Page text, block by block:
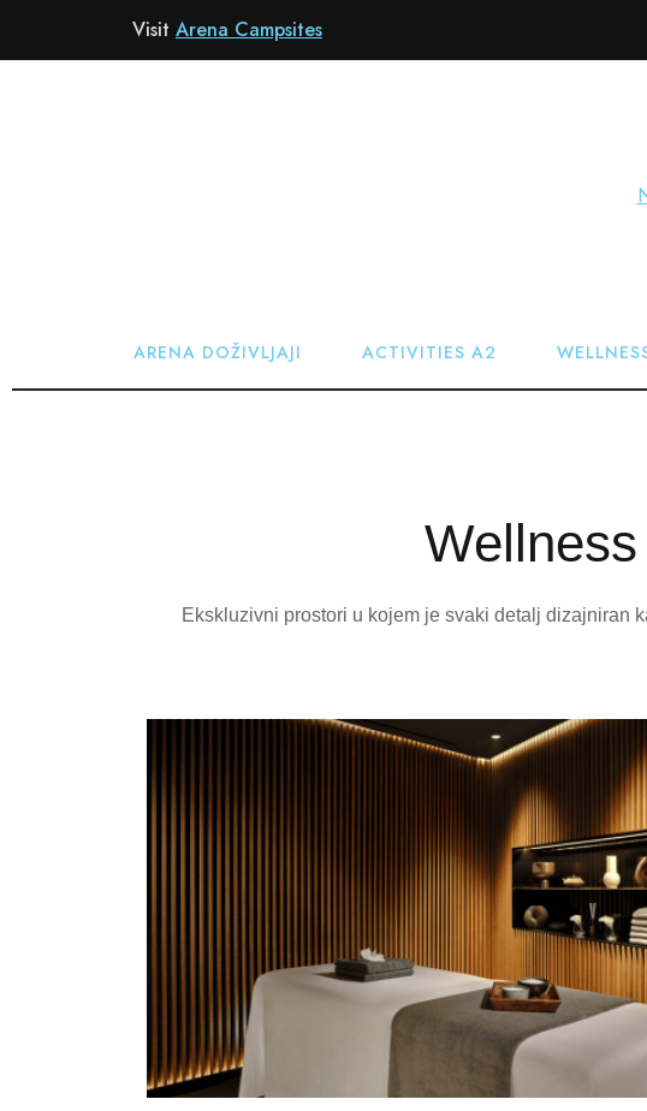
Visit Arena Campsites
ARENA DOŽIVLJAJI ACTIVITIES A2
Ekskluzivni prostori u kojem je svaki detalj dizajniran